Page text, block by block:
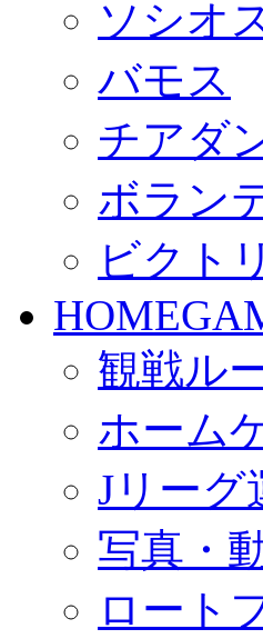
ソシオ
バモス
チアダ
ボラン
ビクト
観戦ル
ホーム
Jリーグ
写真・
ロート